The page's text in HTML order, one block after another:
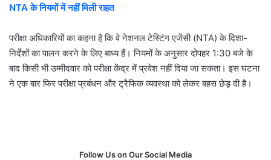
NTAकेनियमोंमेंनहींमिलीराहत
परीक्षा अधिकारियों का कहना है कि वे नेशनल टेस्टिंग एजेंसी (NTA) के दिशा-
निर्देशों का पालन करने के लिए बाध्य हैं। नियमों के अनुसार दोपहर 1:30 बजे के
बाद किसी भी उम्मीदवार को परीक्षा केंद्र में प्रवेश नहीं दिया जा सकता। इस घटना
ने एक बार फिर परीक्षा प्रबंधन और ट्रैफिक व्यवस्था को लेकर बहस छेड़ दी है।
Follow Us on Our Social Media